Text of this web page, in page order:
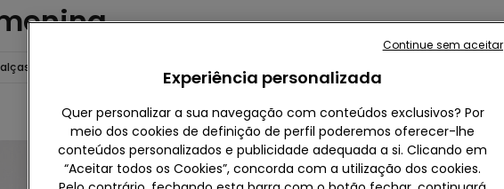
e Calções Experiência personalizada
Quer personalizar a sua navegação com conteúdos exclusivos? Por
meio dos cookies de definição de perfil poderemos oferecer-lhe
conteúdos personalizados e publicidade adequada a si. Clicando em
“Aceitar todos os Cookies”, concorda com a utilização dos cookies.
Continue sem aceitar